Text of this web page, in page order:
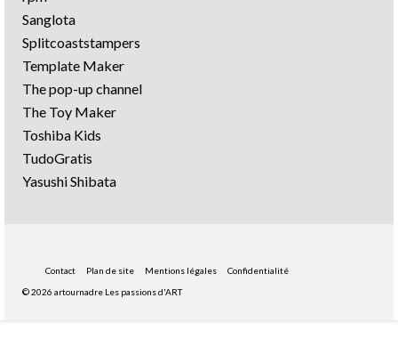
Sanglota
Splitcoaststampers
Template Maker
The pop-up channel
The Toy Maker
Toshiba Kids
TudoGratis
Yasushi Shibata
Contact Plan de site Mentions légales
Confidentialité
© 2026 artournadre Les passions d'ART